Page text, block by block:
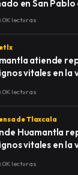
en San
lecturas
atiende
vitales en la
lecturas
de Tlaxcala
Huamantla
vitales en la
lecturas